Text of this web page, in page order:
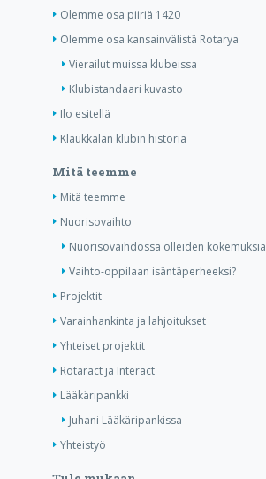
Olemme osa piiriä 1420
Olemme osa kansainvälistä Rotarya
Vierailut muissa klubeissa
Klubistandaari kuvasto
Ilo esitellä
Klaukkalan klubin historia
Mitä teemme
Mitä teemme
Nuorisovaihto
Nuorisovaihdossa olleiden kokemuksia
Vaihto-oppilaan isäntäperheeksi?
Projektit
Varainhankinta ja lahjoitukset
Yhteiset projektit
Rotaract ja Interact
Lääkäripankki
Juhani Lääkäripankissa
Yhteistyö